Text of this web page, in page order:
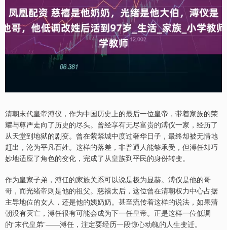
清朝末代皇帝溥仪，作为中国历史上的最后一位皇帝，带着家族的荣
耀与尊严走向了历史的尽头。曾经享有无尽富贵的溥仪一家，经历了
从天堂到地狱的剧变。曾在紫禁城中度过奢华日子，最终却被无情地
赶出，沦为平凡百姓。这样的落差，非普通人能够承受，但溥任却巧
妙地适应了角色的变化，完成了从皇族到平民的身份转变。
作为皇家子弟，溥任的家族关系可以说是极为显赫。溥仪是他的哥
哥，而光绪帝则是他的祖父。慈禧太后，这位曾在清朝权力中心占据
主导地位的女人，还是他的姨奶奶。甚至流传着这样的说法，如果清
朝没有灭亡，溥任很有可能会成为下一任皇帝。正是这样一位低调
的“末代皇弟”——溥任，注定要经历一段惊心动魄的人生变迁。